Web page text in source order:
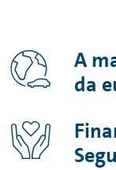
A
da